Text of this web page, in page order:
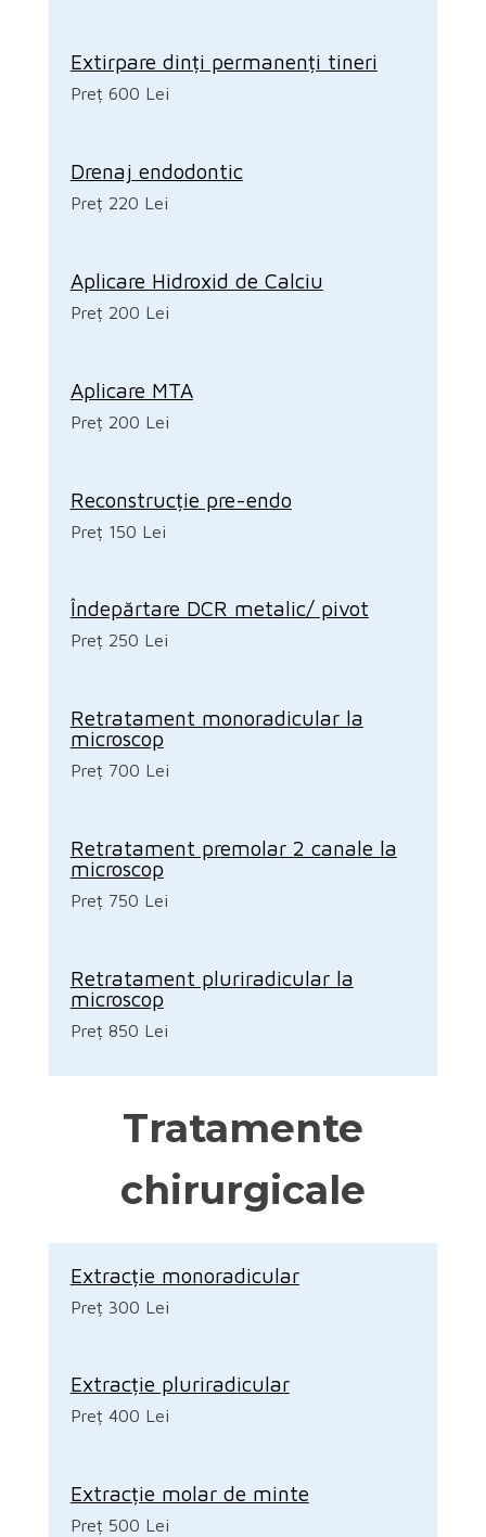
Extirpare dinți permanenți tineri
Preț 600 Lei
Drenaj endodontic
Preț 220 Lei
Aplicare Hidroxid de Calciu
Preț 200 Lei
Aplicare MTA
Preț 200 Lei
Reconstrucție pre-endo
Preț 150 Lei
Îndepărtare DCR metalic/ pivot
Preț 250 Lei
Retratament monoradicular la
microscop
Preț 700 Lei
Retratament premolar 2 canale la
microscop
Preț 750 Lei
Retratament pluriradicular la
microscop
Preț 850 Lei
Tratamente
chirurgicale
Extracție monoradicular
Preț 300 Lei
Extracție pluriradicular
Preț 400 Lei
Extracție molar de minte
Preț 500 Lei